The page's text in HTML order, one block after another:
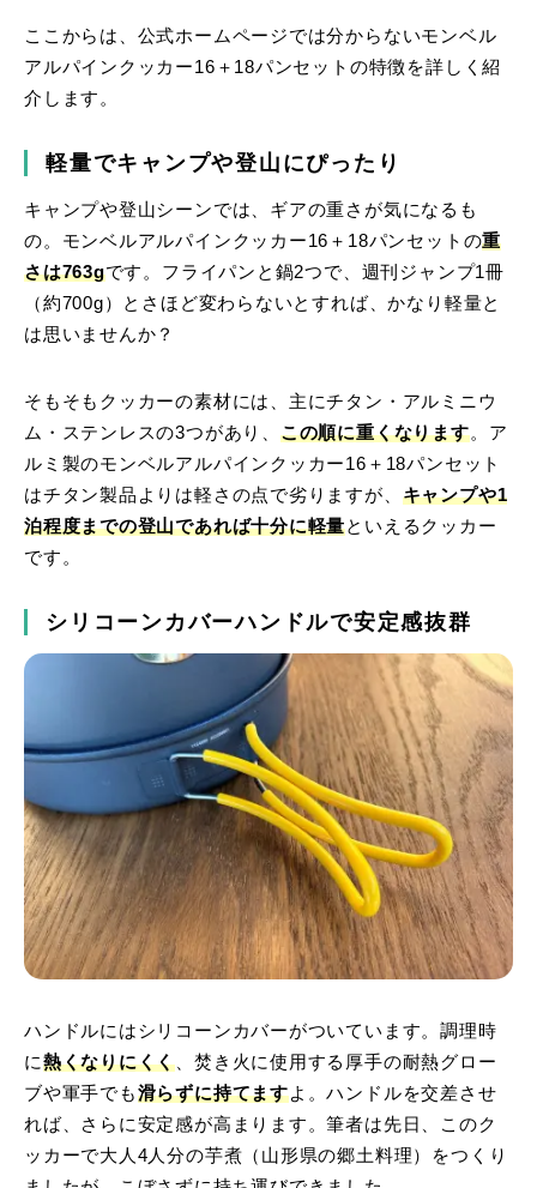
ここからは、公式ホームページでは分からないモンベル
アルパインクッカー16＋18パンセットの特徴を詳しく紹
介します。
軽量でキャンプや登山にぴったり
キャンプや登山シーンでは、ギアの重さが気になるも
の。モンベルアルパインクッカー16＋18パンセットの重
さは763gです。フライパンと鍋2つで、週刊ジャンプ1冊
（約700g）とさほど変わらないとすれば、かなり軽量と
は思いませんか？
そもそもクッカーの素材には、主にチタン・アルミニウ
ム・ステンレスの3つがあり、 この順に重くなります。ア
ルミ製のモンベルアルパインクッカー16＋18パンセット
はチタン製品よりは軽さの点で劣りますが、 キャンプや1
泊程度までの登山であれば十分に軽量といえるクッカー
です。
シリコーンカバーハンドルで安定感抜群
ハンドルにはシリコーンカバーがついています。調理時
に熱くなりにくく 、焚き火に使用する厚手の耐熱グロー
ブや軍手でも滑らずに持てますよ。ハンドルを交差させ
れば、さらに安定感が高まります。筆者は先日、このク
ッカーで大人4人分の芋煮（山形県の郷土料理）をつくり